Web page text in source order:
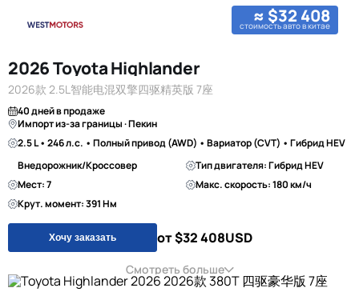
≈ $32 408
стоимость авто в китае
2026 Toyota Highlander
2026款 2.5L智能电混双擎四驱精英版 7座
40 дней в продаже
Импорт из-за границы · Пекин
2.5 L • 246 л.с. • Полный привод (AWD) • Вариатор (CVT) • Гибрид HEV
Внедорожник/Кроссовер
Тип двигателя: Гибрид HEV
Мест: 7
Макс. скорость: 180 км/ч
Крут. момент: 391 Нм
Хочу заказать от $32 408USD
Смотреть больше